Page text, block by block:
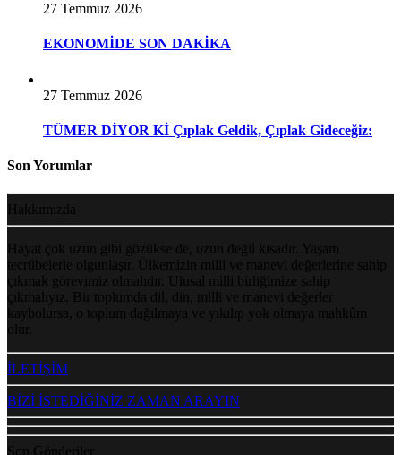
27 Temmuz 2026
EKONOMİDE SON DAKİKA
27 Temmuz 2026
TÜMER DİYOR Kİ Çıplak Geldik, Çıplak Gideceğiz:
Son Yorumlar
Hakkımızda
Hayat çok uzun gibi gözükse de, uzun değil kısadır. Yaşam
tecrübelerle olgunlaşır. Ülkemizin milli ve manevi değerlerine sahip
çıkmak görevimiz olmalıdır. Ulusal milli birliğimize sahip
çıkmalıyız. Bir toplumda dil, din, milli ve manevi değerler
kaybolursa, o toplum dağılmaya ve yıkılıp yok olmaya mahkûm
olur.
İLETİŞİM
BİZİ İSTEDİĞİNİZ ZAMAN ARAYIN
Son Gönderiler